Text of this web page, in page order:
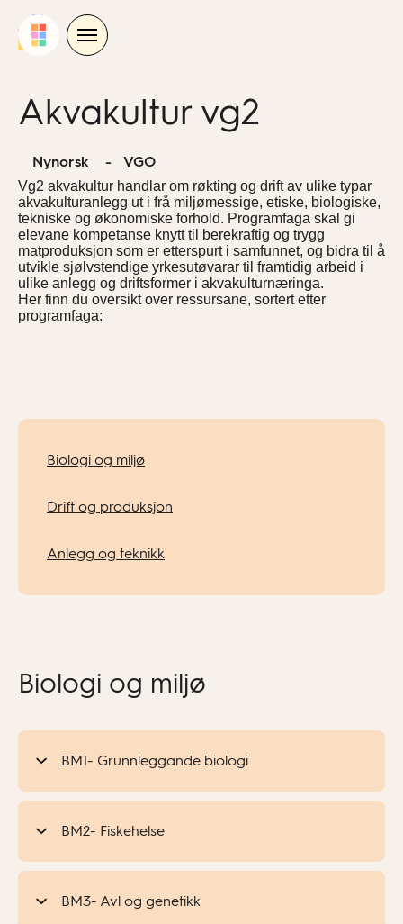
Akvakultur vg2
Nynorsk VGO
Vg2 akvakultur handlar om røkting og drift av ulike typar
akvakulturanlegg ut i frå miljømessige, etiske, biologiske,
tekniske og økonomiske forhold. Programfaga skal gi
elevane kompetanse knytt til berekraftig og trygg
matproduksjon som er etterspurt i samfunnet, og bidra til å
utvikle sjølvstendige yrkesutøvarar til framtidig arbeid i
ulike anlegg og driftsformer i akvakulturnæringa.
Her finn du oversikt over ressursane, sortert etter
programfaga:
Biologi og miljø
Drift og produksjon
Anlegg og teknikk
Biologi og miljø
BM1- Grunnleggande biologi
BM2- Fiskehelse
BM3- Avl og genetikk